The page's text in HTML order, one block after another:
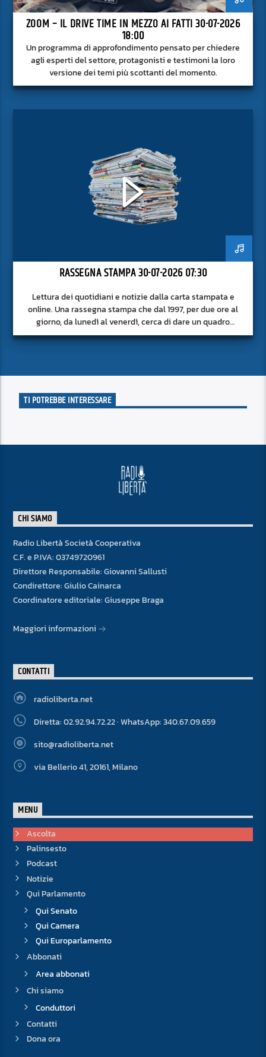
ZOOM – IL DRIVE TIME IN MEZZO AI FATTI 30-07-2026
18:00
Un programma di approfondimento pensato per chiedere
agli esperti del settore, protagonisti e testimoni la loro
versione dei temi più scottanti del momento.
RASSEGNA STAMPA 30-07-2026 07:30
Lettura dei quotidiani e notizie dalla carta stampata e
online. Una rassegna stampa che dal 1997, per due ore al
giorno, da lunedì al venerdì, cerca di dare un quadro
approfondito delle notizie del giorno, senza fermarsi alla
TI POTREBBE INTERESSARE
CHI SIAMO
Radio Libertà Società Cooperativa
C.F. e P.IVA: 03749720961
Direttore Responsabile: Giovanni Sallusti
Condirettore: Giulio Cainarca
Coordinatore editoriale: Giuseppe Braga
Maggiori informazioni
CONTATTI
radioliberta.net
Diretta: 02.92.94.72.22 · WhatsApp: 340.67.09.659
sito@radioliberta.net
via Bellerio 41, 20161, Milano
MENU
Ascolta
Palinsesto
Podcast
Notizie
Qui Parlamento
Qui Senato
Qui Camera
Qui Europarlamento
Abbonati
Area abbonati
Chi siamo
Conduttori
Contatti
Dona ora